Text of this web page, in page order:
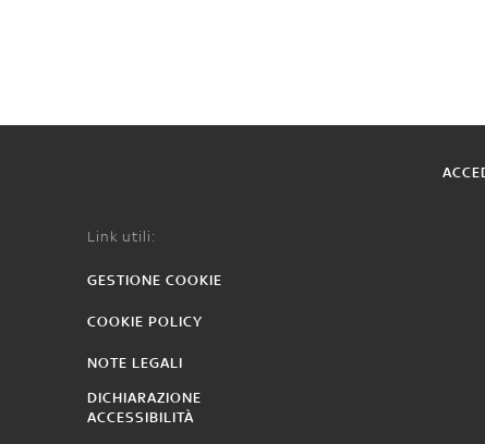
Link utili:
GESTIONE COOKIE
COOKIE POLICY
NOTE LEGALI
DICHIARAZIONE
ACCESSIBILITÀ